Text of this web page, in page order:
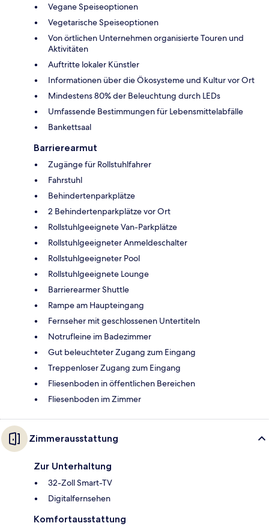
Vegane Speiseoptionen
Vegetarische Speiseoptionen
Von örtlichen Unternehmen organisierte Touren und
Aktivitäten
Auftritte lokaler Künstler
Informationen über die Ökosysteme und Kultur vor Ort
Mindestens 80% der Beleuchtung durch LEDs
Umfassende Bestimmungen für Lebensmittelabfälle
Bankettsaal
Barrierearmut
Zugänge für Rollstuhlfahrer
Fahrstuhl
Behindertenparkplätze
2 Behindertenparkplätze vor Ort
Rollstuhlgeeignete Van-Parkplätze
Rollstuhlgeeigneter Anmeldeschalter
Rollstuhlgeeigneter Pool
Rollstuhlgeeignete Lounge
Barrierearmer Shuttle
Rampe am Haupteingang
Fernseher mit geschlossenen Untertiteln
Notrufleine im Badezimmer
Gut beleuchteter Zugang zum Eingang
Treppenloser Zugang zum Eingang
Fliesenboden in öffentlichen Bereichen
Fliesenboden im Zimmer
Zimmerausstattung
Zur Unterhaltung
32-Zoll Smart-TV
Digitalfernsehen
Komfortausstattung